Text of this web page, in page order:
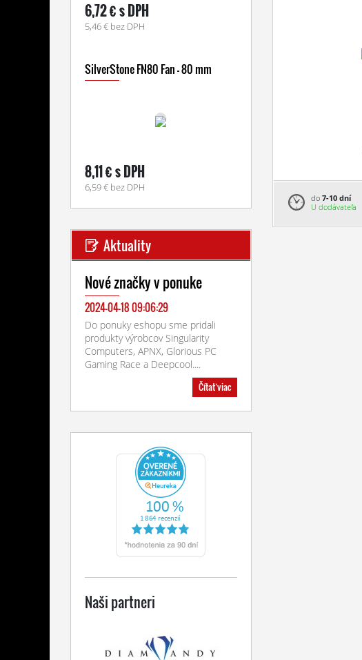
6,72 € s DPH
5,46 € bez DPH
SilverStone FN80 Fan - 80 mm
8,11 € s DPH
6,59 € bez DPH
Aktuality
Nové značky v ponuke
2024-04-18 09:06:29
Do ponuky eshopu sme pridali
produkty výrobcov Singularity
Computers, APNX, Glorious PC
Gaming Race a Deepcool....
Čítať viac
Naši partneri
do 7-10 dní
U dodávateľa